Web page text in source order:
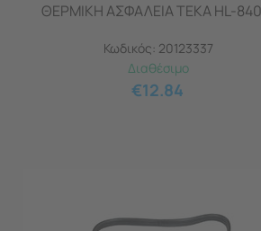
ΘΕΡΜΙΚΗ ΑΣΦΑΛΕΙΑ TEKA HL-
Κωδικός: 20123337
Διαθέσιμο
€12.84